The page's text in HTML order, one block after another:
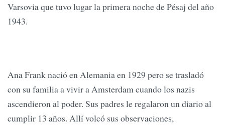
Varsovia que tuvo lugar la primera noche de Pésaj del año
1943.
Ana Frank nació en Alemania en 1929 pero se trasladó
con su familia a vivir a Amsterdam cuando los nazis
ascendieron al poder. Sus padres le regalaron un diario al
cumplir 13 años. Allí volcó sus observaciones,